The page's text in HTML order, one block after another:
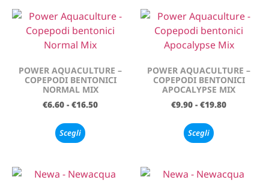
POWER AQUACULTURE –
COPEPODI BENTONICI
NORMAL MIX
€6.60 - €16.50
Scegli
POWER AQUACULTURE –
COPEPODI BENTONICI
APOCALYPSE MIX
€9.90 - €19.80
Scegli